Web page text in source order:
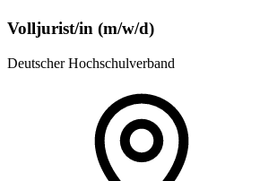
Volljurist/in (m/w/d)
Deutscher Hochschulverband